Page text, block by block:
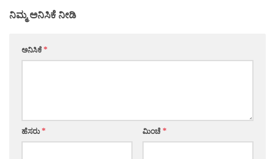
ನಿಮ್ಮ ಅನಿಸಿಕೆ ನೀಡಿ
ಅನಿಸಿಕೆ*
ಹೆಸರು* ಮಿಂಚೆ*